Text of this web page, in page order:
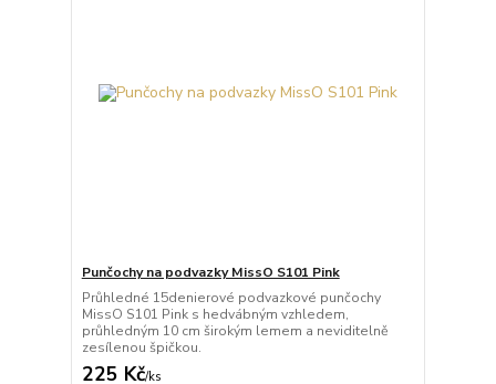
Punčochy na podvazky MissO S101 Pink
Průhledné 15denierové podvazkové punčochy
MissO S101 Pink s hedvábným vzhledem,
průhledným 10 cm širokým lemem a neviditelně
zesílenou špičkou.
225 Kč/ks